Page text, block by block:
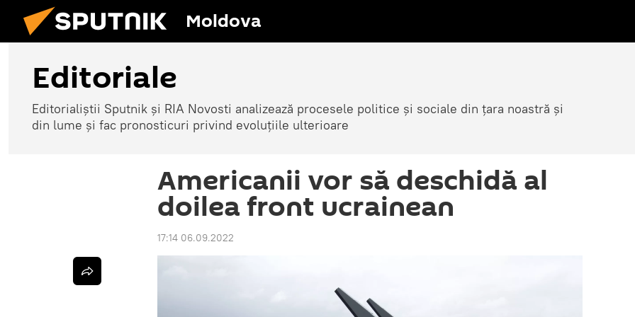
Moldova
Editoriale
Editorialiștii Sputnik și RIA Novosti analizează procesele politice și sociale din țara noastră și
din lume și fac pronosticuri privind evoluțiile ulterioare
Americanii vor să deschidă al
doilea front ucrainean
17:14 06.09.2022